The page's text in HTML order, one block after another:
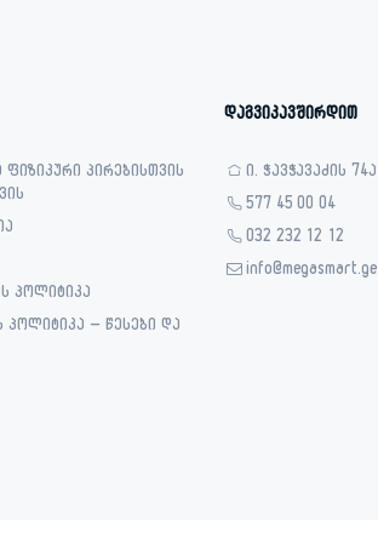
პირებისთვის
პოლიტიკა
– წესები და
დაგვიკავშირდით
ი. ჭავჭავაძის 74ა
577 45 00 04
032 232 12 12
info@megasmart.ge